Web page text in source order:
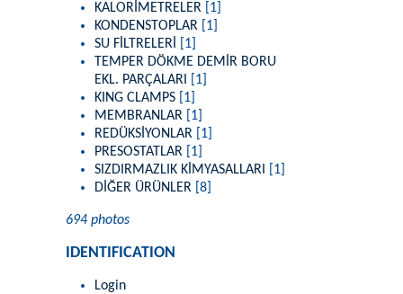
KALORİMETRELER
[1]
KONDENSTOPLAR
[1]
SU FİLTRELERİ
[1]
TEMPER DÖKME DEMİR BORU
EKL. PARÇALARI
[1]
KING CLAMPS
[1]
MEMBRANLAR
[1]
REDÜKSİYONLAR
[1]
PRESOSTATLAR
[1]
SIZDIRMAZLIK KİMYASALLARI
[1]
DİĞER ÜRÜNLER [8]
694 photos
IDENTIFICATION
Login